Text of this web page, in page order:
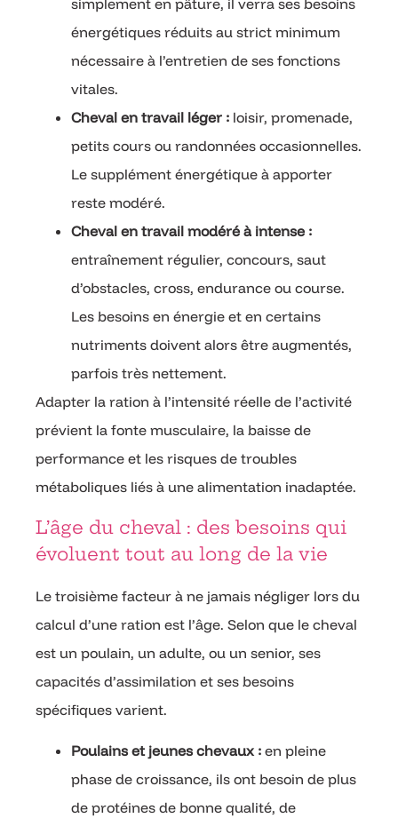
simplement en pâture, il verra ses besoins
énergétiques réduits au strict minimum
nécessaire à l’entretien de ses fonctions
vitales.
Cheval en travail léger : loisir, promenade,
petits cours ou randonnées occasionnelles.
Le supplément énergétique à apporter
reste modéré.
Cheval en travail modéré à intense :
entraînement régulier, concours, saut
d’obstacles, cross, endurance ou course.
Les besoins en énergie et en certains
nutriments doivent alors être augmentés,
parfois très nettement.
Adapter la ration à l’intensité réelle de l’activité
prévient la fonte musculaire, la baisse de
performance et les risques de troubles
métaboliques liés à une alimentation inadaptée.
L’âge du cheval : des besoins qui
évoluent tout au long de la vie
Le troisième facteur à ne jamais négliger lors du
calcul d’une ration est l’âge. Selon que le cheval
est un poulain, un adulte, ou un senior, ses
capacités d’assimilation et ses besoins
spécifiques varient.
Poulains et jeunes chevaux : en pleine
phase de croissance, ils ont besoin de plus
de protéines de bonne qualité, de